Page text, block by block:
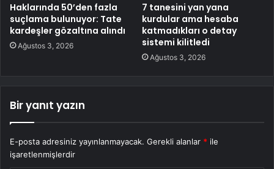
Haklarında 50’den fazla
suçlama bulunuyor: Tate
kardeşler gözaltına alındı
Ağustos 3, 2026
7 tanesini yan yana
kurdular ama hesaba
katmadıkları o detay
sistemi kilitledi
Ağustos 3, 2026
Bir yanıt yazın
E-posta adresiniz yayınlanmayacak. Gerekli alanlar * ile
işaretlenmişlerdir